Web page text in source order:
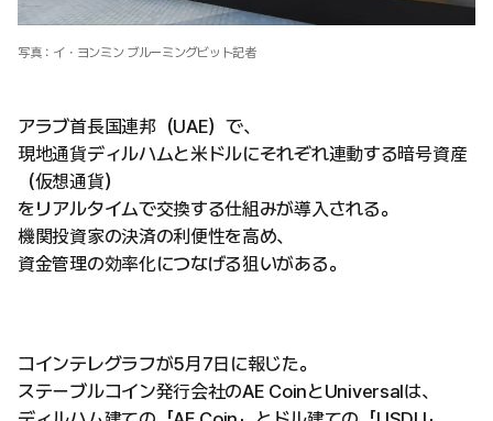
写真：イ・ヨンミン ブルーミングビット記者
アラブ首長国連邦（UAE）で、
現地通貨ディルハムと米ドルにそれぞれ連動する暗号資産
（仮想通貨）
をリアルタイムで交換する仕組みが導入される。
機関投資家の決済の利便性を高め、
資金管理の効率化につなげる狙いがある。
コインテレグラフが5月7日に報じた。
ステーブルコイン発行会社のAE CoinとUniversalは、